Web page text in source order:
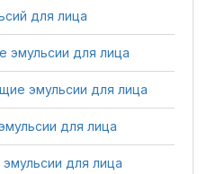
для лица
для лица
эмульсии для лица
для лица
для лица